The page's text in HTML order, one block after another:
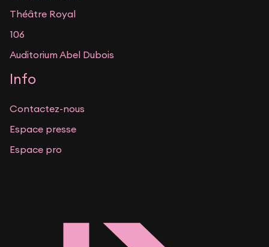
Théâtre Royal
106
Auditorium Abel Dubois
Info
Contactez-nous
Espace presse
Espace pro